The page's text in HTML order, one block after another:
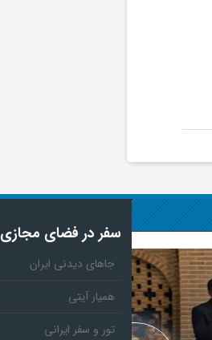
سفر در فضای مجازی
جاهای دیدنی ایران
همیار آیتی
تور و سفر ایرانی